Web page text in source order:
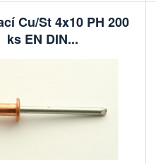
Cu/St 4x10 PH 200
ks EN DIN...